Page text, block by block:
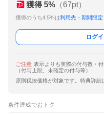
獲得 5% （67pt）
獲得のうち4.5%は利用先・期間限定
ログ
ご注意 表示よりも実際の付与数・
（付与上限、未確定の付与等）
原則税抜価格が対象です。特典詳細
条件達成でおトク